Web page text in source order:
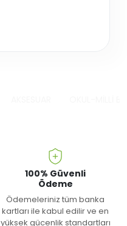
100% Güvenli
Ödeme
Ödemeleriniz tüm banka
kartları ile kabul edilir ve en
yüksek gücenlik standartları